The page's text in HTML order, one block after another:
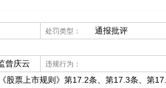
处罚类型： 通报批评
曾庆云
违规行为：
票上市规则》第17.2条、第17.3条、第